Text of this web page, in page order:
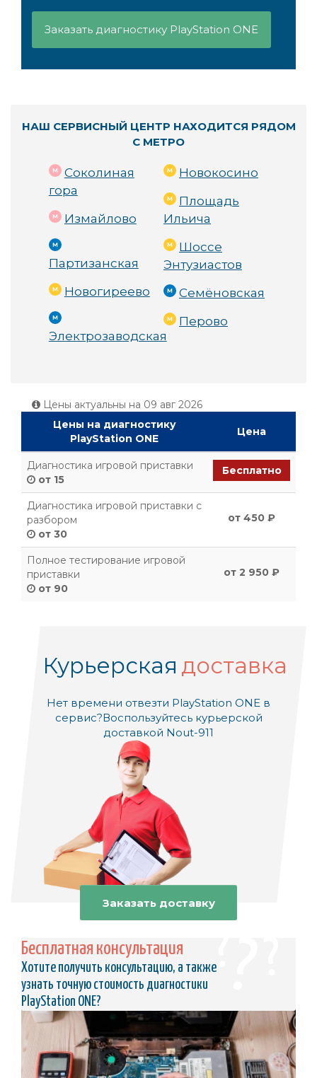
Заказать диагностику PlayStation ONE
НАШ СЕРВИСНЫЙ ЦЕНТР НАХОДИТСЯ РЯДОМ
С МЕТРО
Соколиная
гора
Измайлово
Партизанская
Новогиреево
Электрозаводская
Новокосино
Площадь
Ильича
Шоссе
Энтузиастов
Семёновская
Перово
Цены актуальны на 09 авг 2026
Цены на диагностику
PlayStation ONE
Цена
Диагностика игровой приставки
от 15
Бесплатно
Диагностика игровой приставки с
разбором
от 30
от 450 ₽
Полное тестирование игровой
приставки
от 90
от 2 950 ₽
Курьерская доставка
Нет времени отвезти PlayStation ONE в
сервис?Воспользуйтесь курьерской
доставкой Nout-911
Заказать доставку
Бесплатная консультация
Хотите получить консультацию, а также
узнать точную стоимость диагностики
PlayStation ONE?